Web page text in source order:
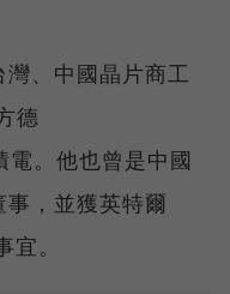
、中國晶片商工
德
。他也曾是中國
，並獲英特爾
。